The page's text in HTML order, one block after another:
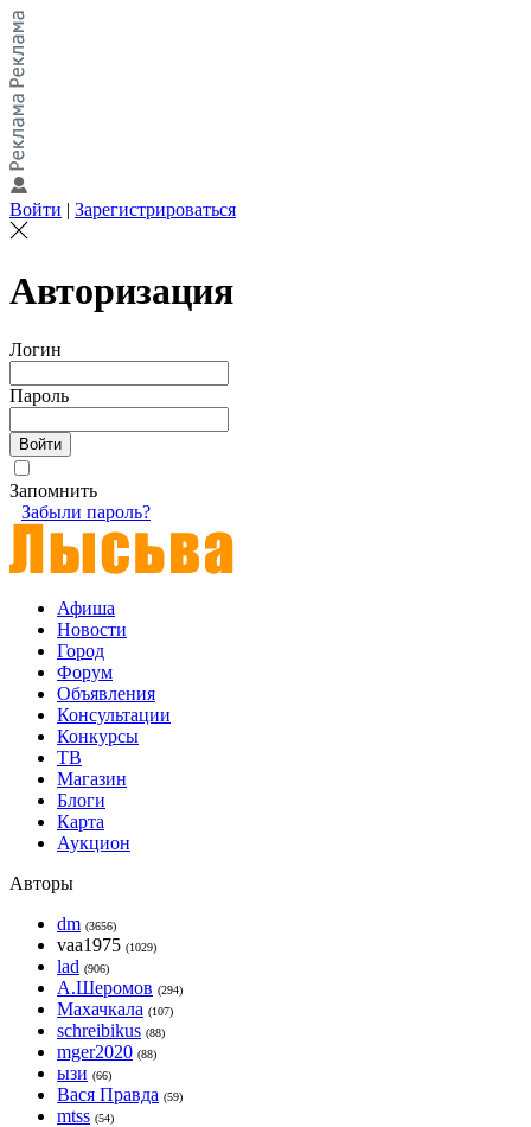
Войти | Зарегистрироваться
Авторизация
Логин
Пароль
Запомнить
Забыли пароль?
Афиша
Новости
Город
Форум
Объявления
Консультации
Конкурсы
ТВ
Магазин
Блоги
Карта
Аукцион
Авторы
dm (3656)
vaa1975 (1029)
lad (906)
А.Шеромов (294)
Махачкала (107)
schreibikus (88)
mger2020 (88)
ызи (66)
Вася Правда (59)
mtss (54)